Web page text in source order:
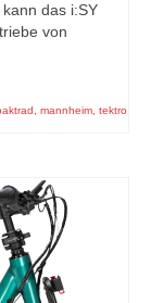
das i:SY
von
mannheim tektro